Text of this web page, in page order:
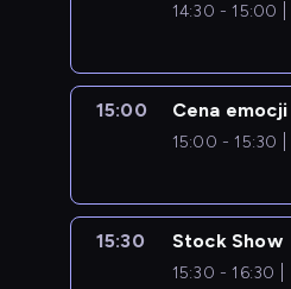
14:30 - 15:00
15:00 Cena emocji
15:00 - 15:30
15:30 Stock Show
15:30 - 16:30